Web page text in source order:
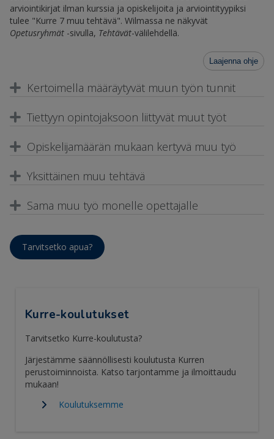
arviointikirjat ilman kurssia ja opiskelijoita ja arviointityypiksi
tulee "Kurre 7 muu tehtävä". Wilmassa ne näkyvät
Opetusryhmät -sivulla, Tehtävät-välilehdellä.
Laajenna ohje
Kertoimella määräytyvät muun työn tunnit
Tiettyyn opintojaksoon liittyvät muut työt
Opiskelijamäärän mukaan kertyvä muu työ
Yksittäinen muu tehtävä
Sama muu työ monelle opettajalle
Tarvitsetko apua?
Kurre-koulutukset
Tarvitsetko Kurre-koulutusta?
Järjestämme säännöllisesti koulutusta Kurren
perustoiminnoista. Katso tarjontamme ja ilmoittaudu
mukaan!
Koulutuksemme